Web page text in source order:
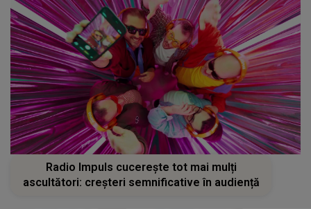
Radio Impuls cucerește tot mai mulți
ascultători: creșteri semnificative în audiență